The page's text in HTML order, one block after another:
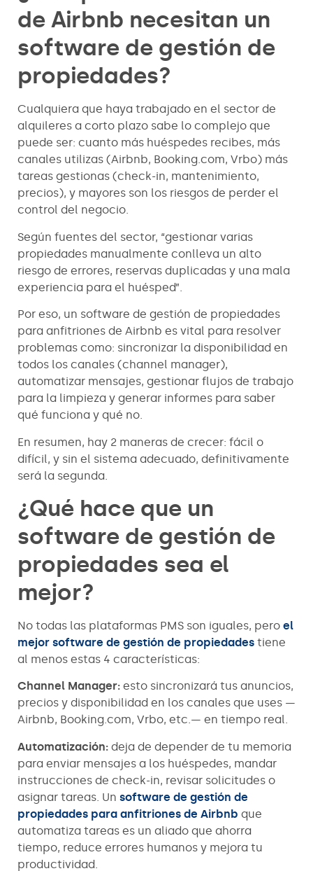
de Airbnb necesitan un
software de gestión de
propiedades?
Cualquiera que haya trabajado en el sector de
alquileres a corto plazo sabe lo complejo que
puede ser: cuanto más huéspedes recibes, más
canales utilizas (Airbnb, Booking.com, Vrbo) más
tareas gestionas (check-in, mantenimiento,
precios), y mayores son los riesgos de perder el
control del negocio.
Según fuentes del sector, “gestionar varias
propiedades manualmente conlleva un alto
riesgo de errores, reservas duplicadas y una mala
experiencia para el huésped”.
Por eso, un software de gestión de propiedades
para anfitriones de Airbnb es vital para resolver
problemas como: sincronizar la disponibilidad en
todos los canales (channel manager),
automatizar mensajes, gestionar flujos de trabajo
para la limpieza y generar informes para saber
qué funciona y qué no.
En resumen, hay 2 maneras de crecer: fácil o
difícil, y sin el sistema adecuado, definitivamente
será la segunda.
¿Qué hace que un
software de gestión de
propiedades sea el
mejor?
No todas las plataformas PMS son iguales, pero el
mejor software de gestión de propiedades tiene
al menos estas 4 características:
Channel Manager: esto sincronizará tus anuncios,
precios y disponibilidad en los canales que uses —
Airbnb, Booking.com, Vrbo, etc.— en tiempo real.
Automatización: deja de depender de tu memoria
para enviar mensajes a los huéspedes, mandar
instrucciones de check-in, revisar solicitudes o
asignar tareas. Un software de gestión de
propiedades para anfitriones de Airbnb que
automatiza tareas es un aliado que ahorra
tiempo, reduce errores humanos y mejora tu
productividad.